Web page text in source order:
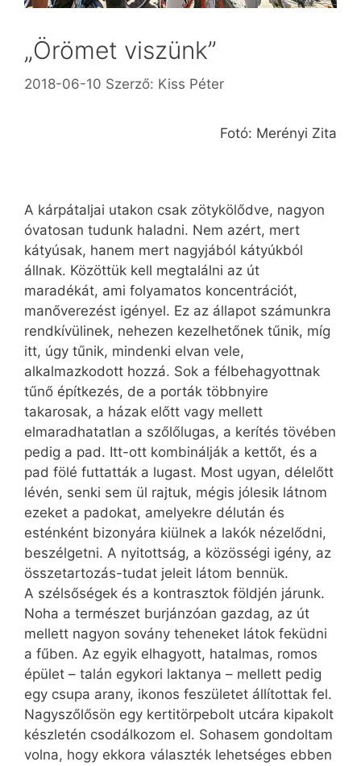
„Örömet viszünk”
2018-06-10 Szerző: Kiss Péter
Fotó: Merényi Zita
A kárpátaljai utakon csak zötykölődve, nagyon
óvatosan tudunk haladni. Nem azért, mert
kátyúsak, hanem mert nagyjából kátyúkból
állnak. Közöttük kell megtalálni az út
maradékát, ami folyamatos koncentrációt,
manőverezést igényel. Ez az állapot számunkra
rendkívülinek, nehezen kezelhetőnek tűnik, míg
itt, úgy tűnik, mindenki elvan vele,
alkalmazkodott hozzá. Sok a félbehagyottnak
tűnő építkezés, de a porták többnyire
takarosak, a házak előtt vagy mellett
elmaradhatatlan a szőlőlugas, a kerítés tövében
pedig a pad. Itt-ott kombinálják a kettőt, és a
pad fölé futtatták a lugast. Most ugyan, délelőtt
lévén, senki sem ül rajtuk, mégis jólesik látnom
ezeket a padokat, amelyekre délután és
esténként bizonyára kiülnek a lakók nézelődni,
beszélgetni. A nyitottság, a közösségi igény, az
összetartozás-tudat jeleit látom bennük.
A szélsőségek és a kontrasztok földjén járunk.
Noha a természet burjánzóan gazdag, az út
mellett nagyon sovány teheneket látok feküdni
a fűben. Az egyik elhagyott, hatalmas, romos
épület – talán egykori laktanya – mellett pedig
egy csupa arany, ikonos feszületet állítottak fel.
Nagyszőlősön egy kertitörpebolt utcára kipakolt
készletén csodálkozom el. Sohasem gondoltam
volna, hogy ekkora választék lehetséges ebben